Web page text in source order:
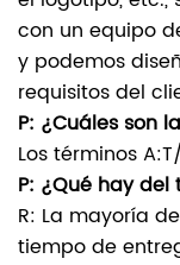
con un equipo
y podemos
requisitos del
P: ¿Cuáles son
Los términos
P: ¿Qué hay
R: La mayoría
tiempo de